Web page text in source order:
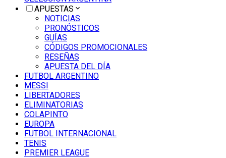
APUESTAS
NOTICIAS
PRONÓSTICOS
GUÍAS
CÓDIGOS PROMOCIONALES
RESEÑAS
APUESTA DEL DÍA
FUTBOL ARGENTINO
MESSI
LIBERTADORES
ELIMINATORIAS
COLAPINTO
EUROPA
FUTBOL INTERNACIONAL
TENIS
PREMIER LEAGUE